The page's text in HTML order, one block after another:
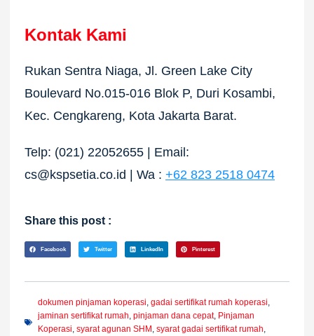
Kontak Kami
Rukan Sentra Niaga, Jl. Green Lake City
Boulevard No.015-016 Blok P, Duri Kosambi,
Kec. Cengkareng, Kota Jakarta Barat.
Telp: (021) 22052655 | Email:
cs@kspsetia.co.id | Wa : +62 823 2518 0474
Share this post :
Facebook Twitter LinkedIn Pinterest
dokumen pinjaman koperasi gadai sertifikat rumah koperasi
jaminan sertifikat rumah pinjaman dana cepat, Pinjaman
Koperasi syarat agunan SHM syarat gadai sertifikat rumah